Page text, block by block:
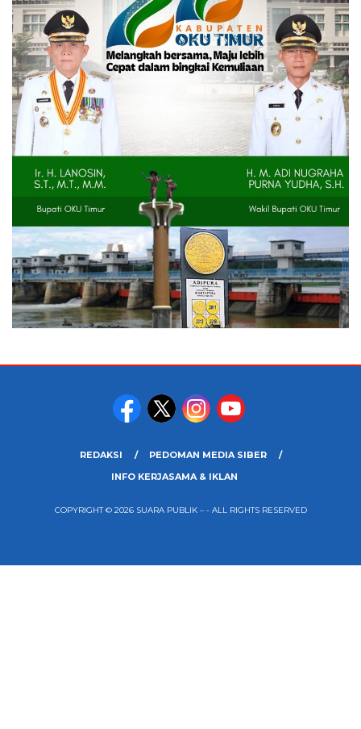
REDAKSI
PEDOMAN MEDIA SIBER
INFO KERJASAMA & IKLAN
COPYRIGHT © 2026 SUARA PUBLIK – - ALL RIGHTS RESERVED